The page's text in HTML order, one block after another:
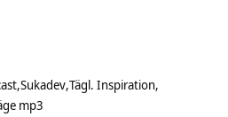
Sukadev Tägl. Inspiration
mp3